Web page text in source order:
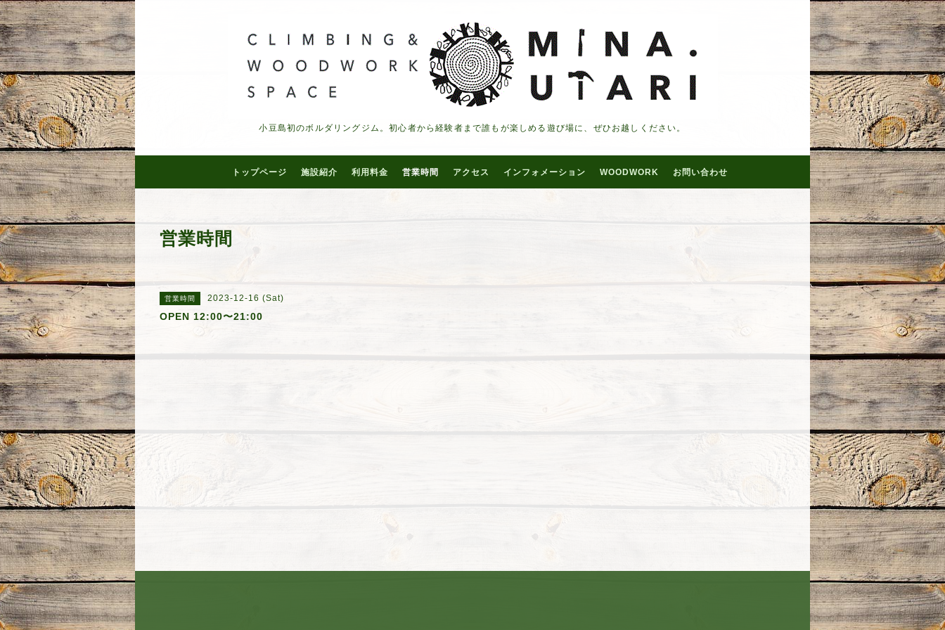
小豆島初のボルダリングジム。初心者から経験者まで誰もが楽しめる遊び場に、ぜひお越しください。
トップページ 施設紹介 利用料金 営業時間 アクセス インフォメーション WOODWORK お問い合わせ
営業時間
営業時間 2023-12-16 (Sat)
OPEN 12:00〜21:00